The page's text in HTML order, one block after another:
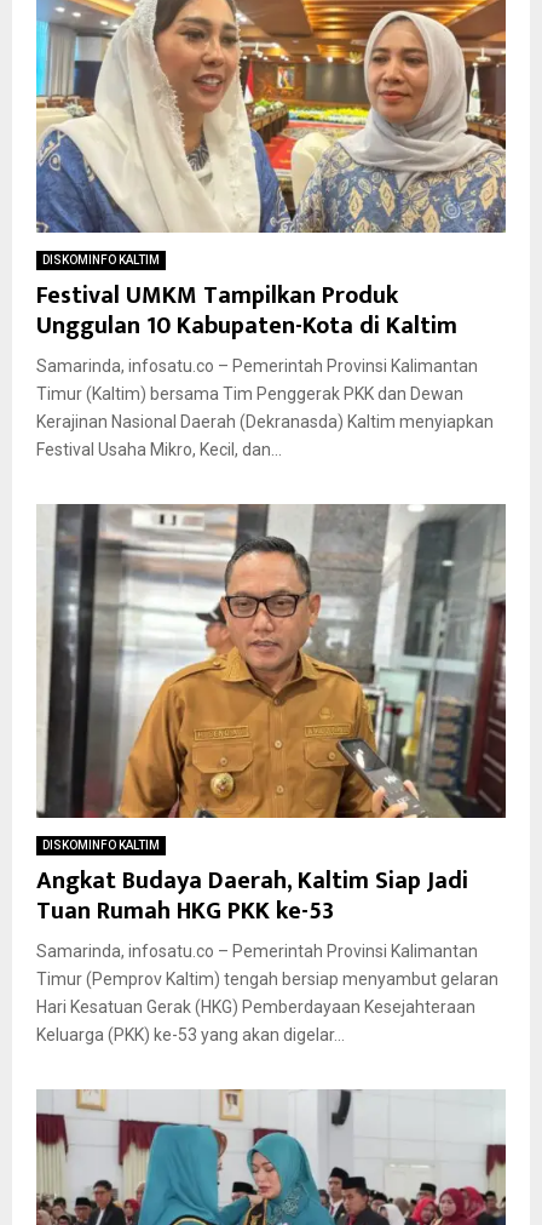
DISKOMINFO KALTIM
Festival UMKM Tampilkan Produk
Unggulan 10 Kabupaten-Kota di Kaltim
Samarinda, infosatu.co – Pemerintah Provinsi Kalimantan
Timur (Kaltim) bersama Tim Penggerak PKK dan Dewan
Kerajinan Nasional Daerah (Dekranasda) Kaltim menyiapkan
Festival Usaha Mikro, Kecil, dan...
DISKOMINFO KALTIM
Angkat Budaya Daerah, Kaltim Siap Jadi
Tuan Rumah HKG PKK ke-53
Samarinda, infosatu.co – Pemerintah Provinsi Kalimantan
Timur (Pemprov Kaltim) tengah bersiap menyambut gelaran
Hari Kesatuan Gerak (HKG) Pemberdayaan Kesejahteraan
Keluarga (PKK) ke-53 yang akan digelar...